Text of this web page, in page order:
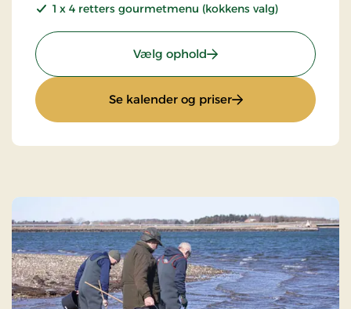
1 x 4 retters gourmetmenu (kokkens valg)
Vælg ophold: Kroophold - 4 retters
Se kalender og priser: Kroophold - 4